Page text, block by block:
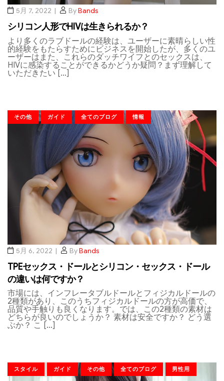
5月 7, 2022 ByBands
シリコン人形でHIVは生きられるか？
より多くのラブドールの経験は、ユーザーに素晴らしい性
的経験をもたらすためにビジネスを開始したが、多くのユ
ーザーはまた、これらのダッチワイフとのセックスは、
HIVに感染することができるかどうか疑問？まず理解して
いただきたい […]
その他 ガイド 全てのブログ 情報
5月 6, 2022 ByBands
TPEセックス・ドールとシリコン・セックス・ドール
の違いは何ですか？
市場には、インフレータブルドールとフィジカルドールの
2種類があり、このうちフィジカルドールの方が高価で、
品質や手触りも良くなります。では、この2種類の素材は
どちらが良いのでしょうか？ 素材は安全ですか？ どう選
ぶか？ こ […]
スタイル ガイド その他 全てのブログ 男性用